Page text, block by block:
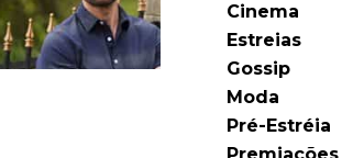
Cinema
Estreias
Gossip
Moda
Pré-Estréia